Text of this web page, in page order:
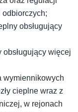
odbiorczych;
obsługujący
obsługujący więcej
wymiennikowych
cieplne wraz z
w rejonach